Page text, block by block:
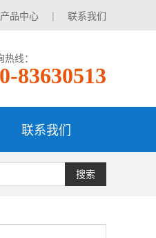
产品中心 | 联系我们
线：
83630513
联系我们
搜索